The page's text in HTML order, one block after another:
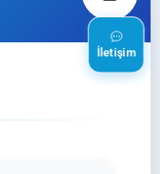
İletişim